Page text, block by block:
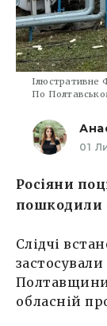
Ілюстративне
По
01
Росіяни
пошкодили
Слідчі
обласній